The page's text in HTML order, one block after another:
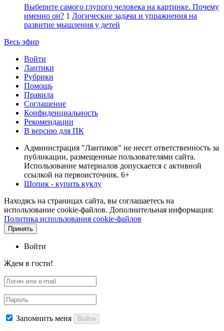
Выберите самого глупого человека на картинке. Почему
именно он? 1 Логические задачи и упражнения на
развитие мышления у детей
Весь эфир
Войти
Лантики
Рубрики
Помощь
Правила
Соглашение
Конфиденциальность
Рекомендации
В версию для ПК
Администрация "Лантиков" не несет ответственность за
публикации, размещенные пользователями сайта.
Использование материалов допускается с активной
ссылкой на первоисточник. 6+
Шопик - купить куклу
Находясь на страницах сайта, вы соглашаетесь на
использование cookie-файлов. Дополнительная информация:
Политика использования cookie-файлов
Принять
Войти
Ждем в гости!
Запомнить меня Войти